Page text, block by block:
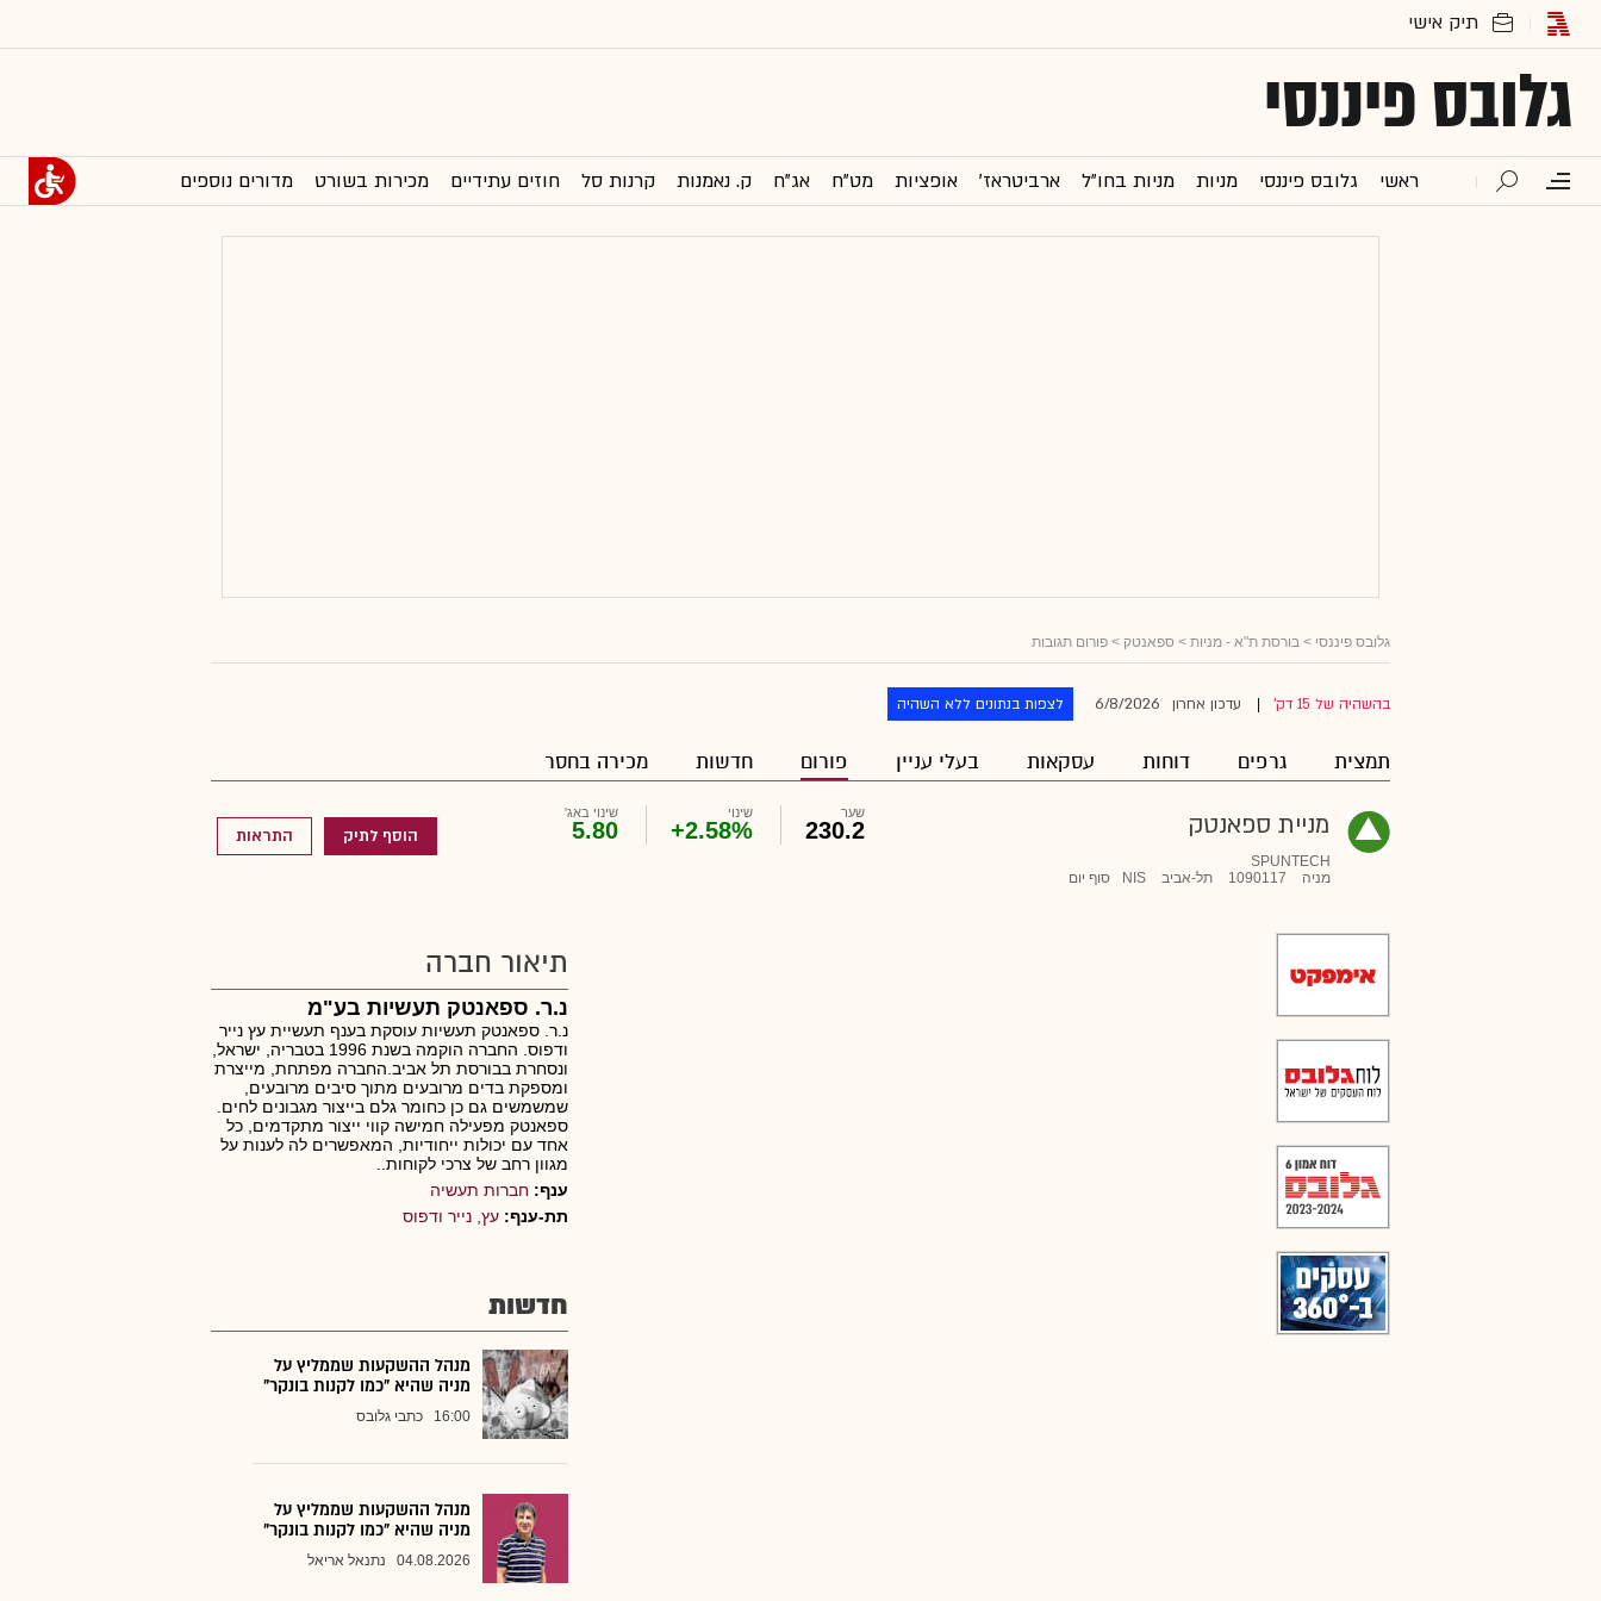
גלובס פיננסי
ראשי גלובס פיננסי מניות מניות בחו"ל ארביטראז' אופציות מט"ח אג"ח ק. נאמנות קרנות סל חוזים עתידיים מכירות בשורט מדורים נוספים
גלובס פיננסי > בורסת ת"א - מניות > ספאנטק > פורום תגובות
בהשהיה של 15 דק' עדכון אחרון 6/8/2026 לצפות בנתונים ללא השהיה
תמצית גרפים דוחות עסקאות בעלי עניין פורום חדשות מכירה בחסר
מניית ספאנטק
SPUNTECH
מניה
1090117 תל-אביב NIS סוף יום
שער
230.2
שינוי
+2.58%
שינוי באג'
5.80 הוסף לתיק התראות
תיאור חברה
נ.ר. ספאנטק תעשיות בע"מ
נ.ר. ספאנטק תעשיות עוסקת בענף תעשיית עץ נייר
ודפוס. החברה הוקמה בשנת 1996 בטבריה, ישראל,
ונסחרת בבורסת תל אביב.החברה מפתחת, מייצרת
ומספקת בדים מרובעים מתוך סיבים מרובעים,
שמשמשים גם כן כחומר גלם בייצור מגבונים לחים.
ספאנטק מפעילה חמישה קווי ייצור מתקדמים, כל
אחד עם יכולות ייחודיות, המאפשרים לה לענות על
מגוון רחב של צרכי לקוחות..
ענף: חברות תעשיה
תת-ענף: עץ, נייר ודפוס
חדשות
מנהל ההשקעות שממליץ על
מניה שהיא "כמו לקנות בונקר"
16:00 כתבי גלובס
מנהל ההשקעות שממליץ על
מניה שהיא "כמו לקנות בונקר"
04.08.2026 נתנאל אריאל